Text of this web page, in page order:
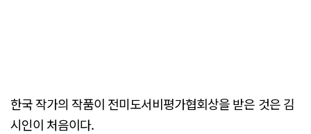
한국 작가의 작품이 전미도서비평가협회상을 받은 것은 김
시인이 처음이다.